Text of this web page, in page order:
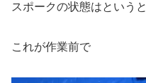
スポークの状態はというと
これが作業前で